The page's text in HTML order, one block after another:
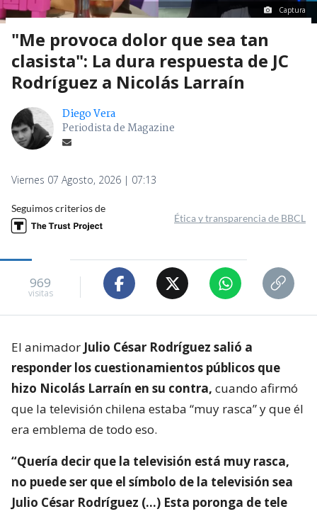
Captura
"Me provoca dolor que sea tan
clasista": La dura respuesta de JC
Rodríguez a Nicolás Larraín
Diego Vera
Periodista de Magazine
Viernes 07 Agosto, 2026 | 07:13
Seguimos criterios de
Ética y transparencia de BBCL
969
visitas
El animador Julio César Rodríguez salió a
responder los cuestionamientos públicos que
hizo Nicolás Larraín en su contra, cuando afirmó
que la televisión chilena estaba “muy rasca” y que él
era emblema de todo eso.
“Quería decir que la televisión está muy rasca,
no puede ser que el símbolo de la televisión sea
Julio César Rodríguez (…) Esta poronga de tele